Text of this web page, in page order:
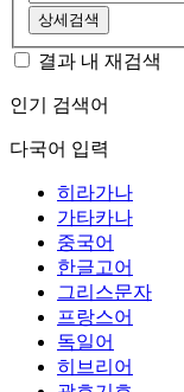
상세검색
결과 내 재검색
인기 검색어
다국어 입력
히라가나
가타카나
중국어
한글고어
그리스문자
프랑스어
독일어
히브리어